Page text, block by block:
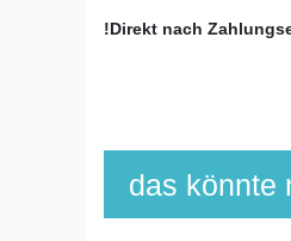
!Direkt nach
das könnte